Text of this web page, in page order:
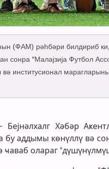
(ФАМ) рәһбәри билдириб
сонра "Малајзија Футбол
институсионал
Бејнәлхалг Хәбәр
аддымы көнүллү вә
ҹаваб олараг